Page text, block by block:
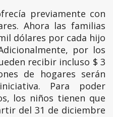
previamente con
Ahora las familias
dólares por cada hijo
por los
recibir incluso $ 3
de hogares serán
Para poder
los niños tienen que
del 31 de diciembre